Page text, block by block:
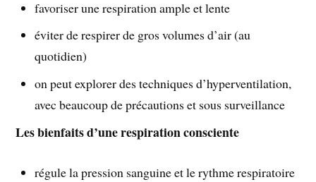
favoriser une respiration ample et lente
éviter de respirer de gros volumes d’air (au
quotidien)
on peut explorer des techniques d’hyperventilation,
avec beaucoup de précautions et sous surveillance
Les bienfaits d’une respiration consciente
régule la pression sanguine et le rythme respiratoire